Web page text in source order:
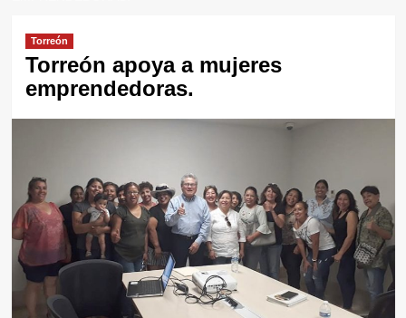
Torreón
Torreón apoya a mujeres
emprendedoras.